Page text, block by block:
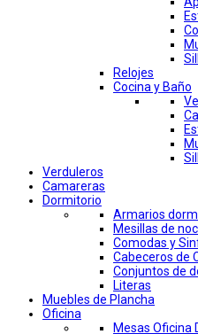
Relojes
Cocina y Baño
Verduleros
Camareras
Dormitorio
Armarios
Mesillas de
Comodas y
Cabeceros de
Conjuntos de
Literas
Muebles de Plancha
Oficina
Mesas Oficina